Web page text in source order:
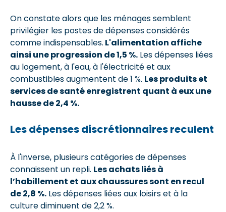
On constate alors que les ménages semblent
privilégier les postes de dépenses considérés
comme indispensables. L'alimentation affiche
ainsi une progression de 1,5 %. Les dépenses liées
au logement, à l'eau, à l'électricité et aux
combustibles augmentent de 1 %. Les produits et
services de santé enregistrent quant à eux une
hausse de 2,4 %.
Les dépenses discrétionnaires reculent
À l'inverse, plusieurs catégories de dépenses
connaissent un repli. Les achats liés à
l’habillement et aux chaussures sont en recul
de 2,8 %. Les dépenses liées aux loisirs et à la
culture diminuent de 2,2 %.